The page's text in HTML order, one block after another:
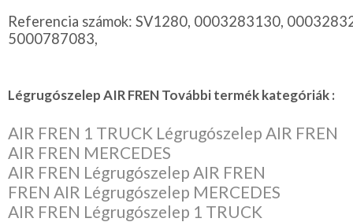
Referencia számok: SV1280, 0003283130,
5000787083,
Légrugószelep AIR FREN További termék kategóriák :
AIR FREN 1 TRUCK Légrugószelep AIR FREN
AIR FREN MERCEDES
AIR FREN Légrugószelep AIR FREN
FREN AIR Légrugószelep MERCEDES
AIR FREN Légrugószelep 1 TRUCK